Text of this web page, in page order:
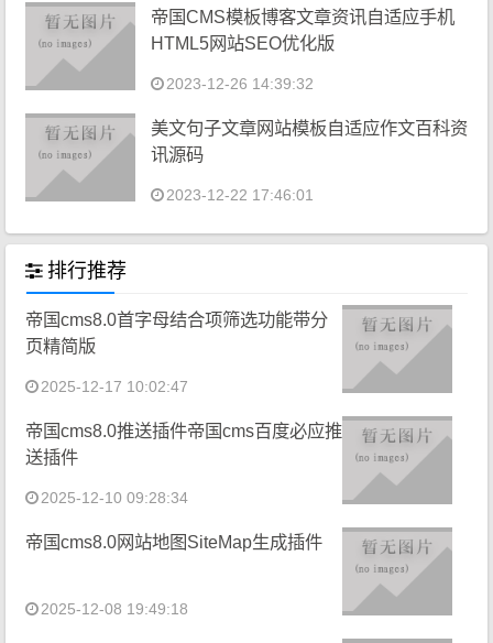
帝国CMS模板博客文章资讯自适应手机
HTML5网站SEO优化版
2023-12-26 14:39:32
美文句子文章网站模板自适应作文百科资
讯源码
2023-12-22 17:46:01
排行推荐
帝国cms8.0首字母结合项筛选功能带分
页精简版
2025-12-17 10:02:47
帝国cms8.0推送插件帝国cms百度必应推
送插件
2025-12-10 09:28:34
帝国cms8.0网站地图SiteMap生成插件
2025-12-08 19:49:18